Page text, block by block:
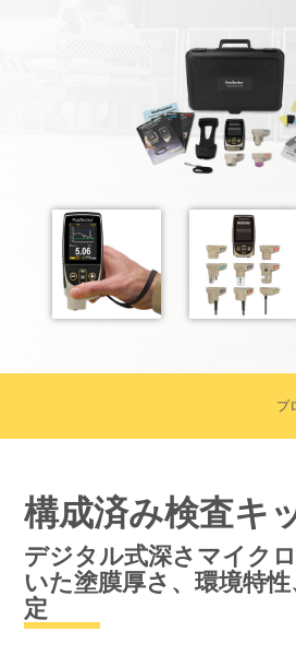
プ
構成済み検査キ
デジタル式深さマイク
いた塗膜厚さ、環境特
定